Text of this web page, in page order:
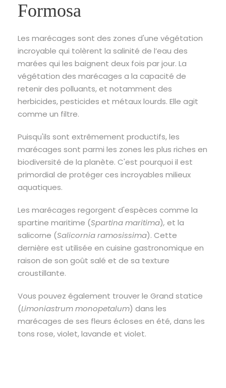
Formosa
Les marécages sont des zones d'une végétation
incroyable qui tolèrent la salinité de l’eau des
marées qui les baignent deux fois par jour. La
végétation des marécages a la capacité de
retenir des polluants, et notamment des
herbicides, pesticides et métaux lourds. Elle agit
comme un filtre.
Puisqu'ils sont extrêmement productifs, les
marécages sont parmi les zones les plus riches en
biodiversité de la planète. C'est pourquoi il est
primordial de protéger ces incroyables milieux
aquatiques.
Les marécages regorgent d'espèces comme la
spartine maritime (Spartina maritima), et la
salicorne (Salicornia ramosissima). Cette
dernière est utilisée en cuisine gastronomique en
raison de son goût salé et de sa texture
croustillante.
Vous pouvez également trouver le Grand statice
(Limoniastrum monopetalum) dans les
marécages de ses fleurs écloses en été, dans les
tons rose, violet, lavande et violet.